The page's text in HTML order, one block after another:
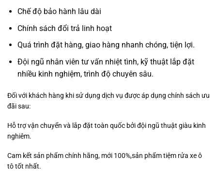
Chế độ bảo hành lâu dài
Chính sách đổi trả linh hoạt
Quá trình đặt hàng, giao hàng nhanh chóng, tiện lợi.
Đội ngũ nhân viên tư vấn nhiệt tình, kỹ thuật lắp đặt
nhiều kinh nghiệm, trình độ chuyên sâu.
Đối với khách hàng khi sử dụng dịch vụ được áp dụng chính sách ưu
đãi sau:
Hỗ trợ vận chuyển và lắp đặt toàn quốc bởi đội ngũ thuật giàu kinh
nghiêm.
Cam kết sản phẩm chính hãng, mới 100%,sản phẩm tiệm rửa xe ô
tô tốt nhất.